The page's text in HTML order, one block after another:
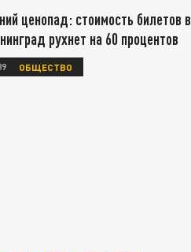
ценопад: стоимость билетов в
рухнет на 60 процентов
ОБЩЕСТВО